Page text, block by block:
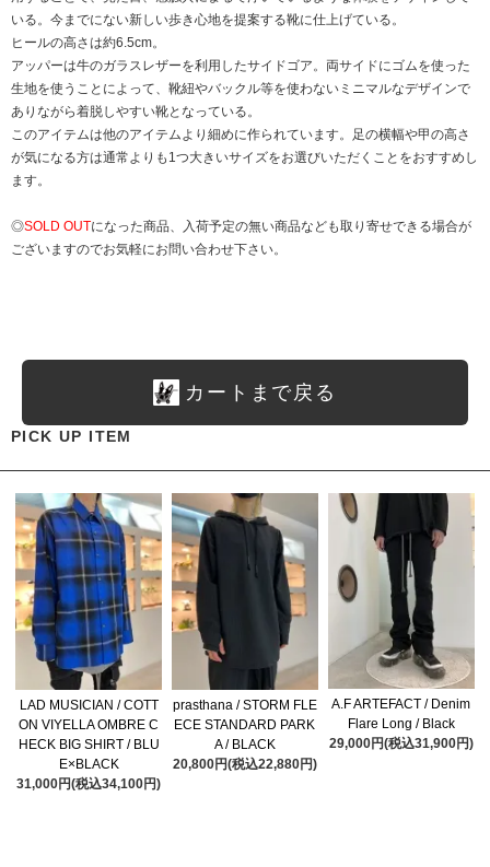
いる。今までにない新しい歩き心地を提案する靴に仕上げている。
ヒールの高さは約6.5cm。
アッパーは牛のガラスレザーを利用したサイドゴア。両サイドにゴムを使った
生地を使うことによって、靴紐やバックル等を使わないミニマルなデザインで
ありながら着脱しやすい靴となっている。
このアイテムは他のアイテムより細めに作られています。足の横幅や甲の高さ
が気になる方は通常よりも1つ大きいサイズをお選びいただくことをおすすめし
ます。
◎SOLD OUTになった商品、入荷予定の無い商品なども取り寄せできる場合が
ございますのでお気軽にお問い合わせ下さい。
カートまで戻る
PICK UP ITEM
LAD MUSICIAN / COTT
ON VIYELLA OMBRE C
HECK BIG SHIRT / BLU
E×BLACK
31,000円(税込34,100円)
prasthana / STORM FLE
ECE STANDARD PARK
A / BLACK
20,800円(税込22,880円)
A.F ARTEFACT / Denim
Flare Long / Black
29,000円(税込31,900円)